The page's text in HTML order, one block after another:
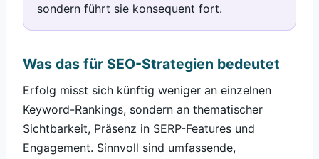
sondern führt sie konsequent fort.
Was das für SEO-Strategien bedeutet
Erfolg misst sich künftig weniger an einzelnen
Keyword-Rankings, sondern an thematischer
Sichtbarkeit, Präsenz in SERP-Features und
Engagement. Sinnvoll sind umfassende,